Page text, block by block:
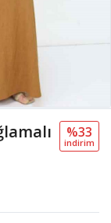
%33
i̇ndi̇ri̇m